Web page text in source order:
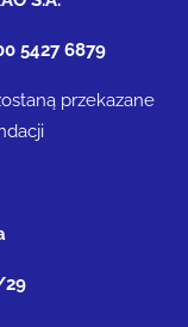
5427 6879
przekazane
29